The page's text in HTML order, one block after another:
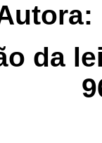
da